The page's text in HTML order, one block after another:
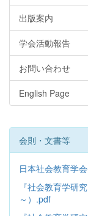
出版案内
学会活動報告
お問い合わせ
English Page
会則・文書等
日本社会教育学
『社会教育学研
～）.pdf